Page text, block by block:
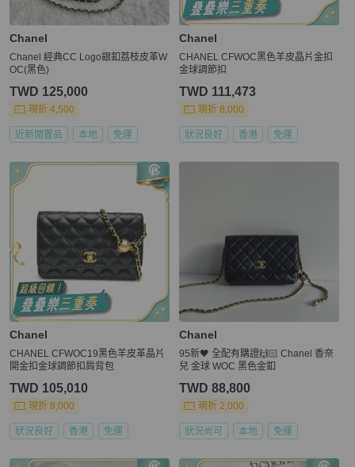
Chanel
Chanel 經典CC Logo銀釦荔枝皮革W
OC(黑色)
TWD 125,000
現折 4,500
近新閒置品 本地 免運
Chanel
CHANEL CFWOC黑色羊皮晶片金扣
金球調節扣
TWD 111,473
現折 8,000
狀況良好 香港 免運
Chanel
CHANEL CFWOC19黑色羊皮革晶片
開金扣金球調節扣肩背包
TWD 105,010
現折 8,000
狀況良好 香港 免運
Chanel
95新🖤 全配有購證🙌🏻 Chanel 香奈
兒 金球 WOC 黑色金釦
TWD 88,800
現折 2,000
狀況尚可 本地 免運